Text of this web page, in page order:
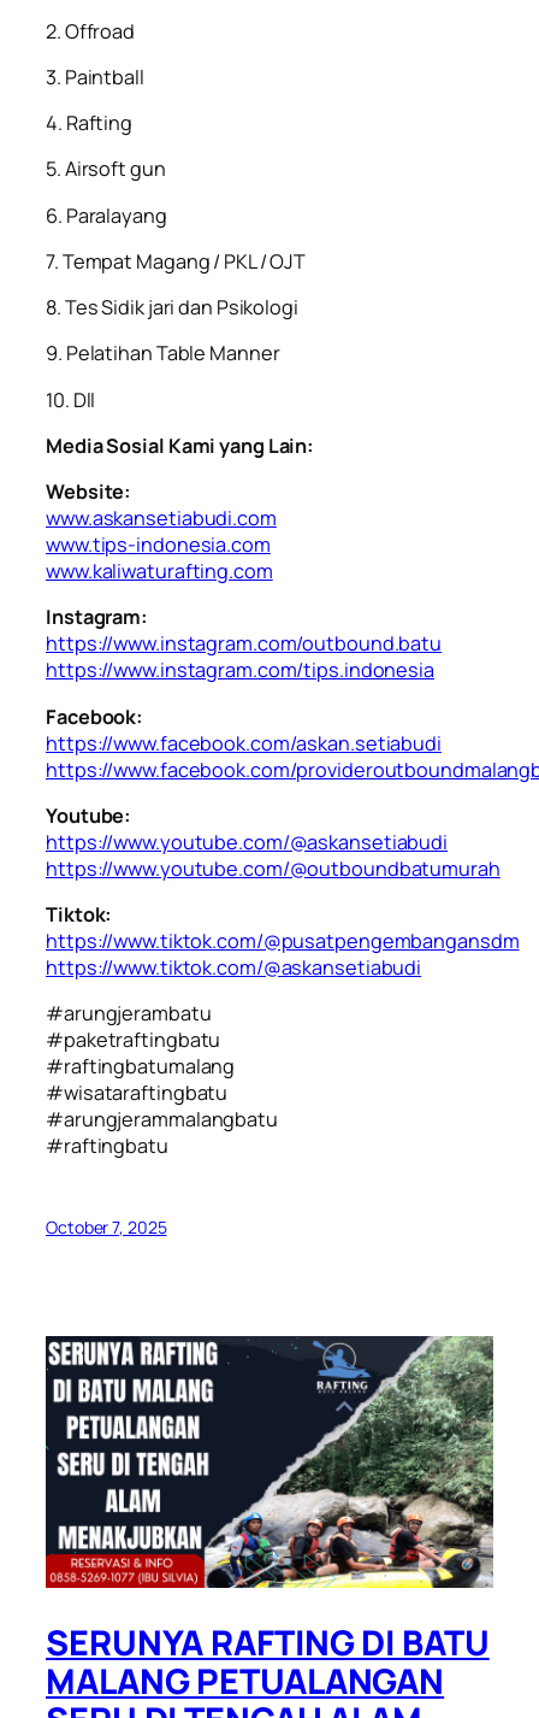
2. Offroad
3. Paintball
4. Rafting
5. Airsoft gun
6. Paralayang
7. Tempat Magang / PKL / OJT
8. Tes Sidik jari dan Psikologi
9. Pelatihan Table Manner
10. Dll
Media Sosial Kami yang Lain:
Website:
www.askansetiabudi.com
www.tips-indonesia.com
www.kaliwaturafting.com
Instagram:
https://www.instagram.com/outbound.batu
https://www.instagram.com/tips.indonesia
Facebook:
https://www.facebook.com/askan.setiabudi
https://www.facebook.com/
Youtube:
https://www.youtube.com/@askansetiabudi
https://www.youtube.com/@outboundbatumurah
Tiktok:
https://www.tiktok.com/@pusatpengembangansdm
https://www.tiktok.com/@askansetiabudi
#arungjerambatu
#paketraftingbatu
#raftingbatumalang
#wisataraftingbatu
#arungjerammalangbatu
#raftingbatu
October 7, 2025
SERUNYA RAFTING DI BATU
MALANG PETUALANGAN